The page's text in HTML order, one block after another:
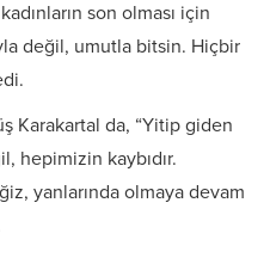
son olması için
değil, umutla bitsin. Hiçbir
Karakartal da, “Yitip giden
hepimizin kaybıdır.
yanlarında olmaya devam